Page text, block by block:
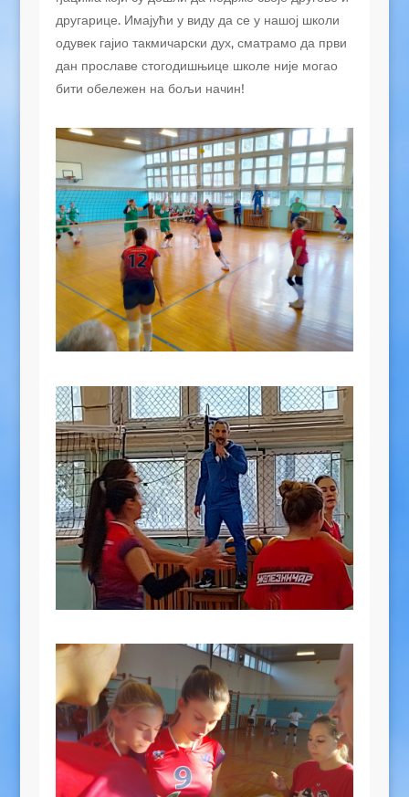
другарице. Имајући у виду да се у нашој школи
одувек гајио такмичарски дух, сматрамо да први
дан прославе стогодишњице школе није могао
бити обележен на бољи начин!